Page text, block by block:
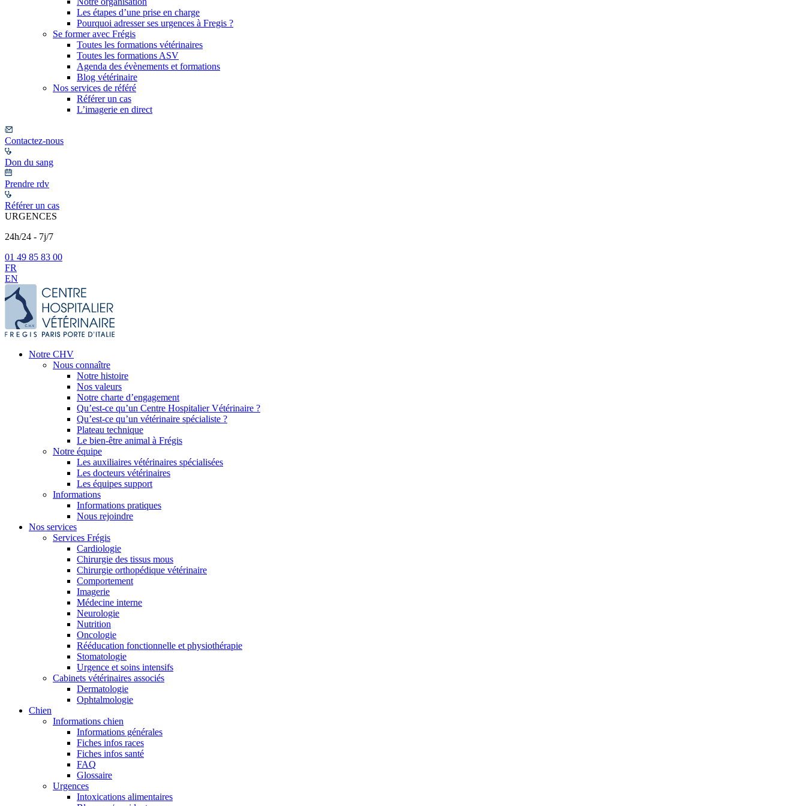
Les étapes d’une prise en charge
Pourquoi adresser ses urgences à Fregis ?
Se former avec Frégis
Toutes les formations vétérinaires
Toutes les formations ASV
Agenda des évènements et formations
Blog vétérinaire
Nos services de référé
Référer un cas
L’imagerie en direct
Contactez-nous
Don du sang
Prendre rdv
Référer un cas
URGENCES
24h/24 - 7j/7
01 49 85 83 00
FR
EN
Notre CHV
Nous connaître
Notre histoire
Nos valeurs
Notre charte d’engagement
Qu’est-ce qu’un Centre Hospitalier Vétérinaire ?
Qu’est-ce qu’un vétérinaire spécialiste ?
Plateau technique
Le bien-être animal à Frégis
Notre équipe
Les auxiliaires vétérinaires spécialisées
Les docteurs vétérinaires
Les équipes support
Informations
Informations pratiques
Nous rejoindre
Nos services
Services Frégis
Cardiologie
Chirurgie des tissus mous
Chirurgie orthopédique vétérinaire
Comportement
Imagerie
Médecine interne
Neurologie
Nutrition
Oncologie
Rééducation fonctionnelle et physiothérapie
Stomatologie
Urgence et soins intensifs
Cabinets vétérinaires associés
Dermatologie
Ophtalmologie
Chien
Informations chien
Informations générales
Fiches infos races
Fiches infos santé
FAQ
Glossaire
Urgences
Intoxications alimentaires